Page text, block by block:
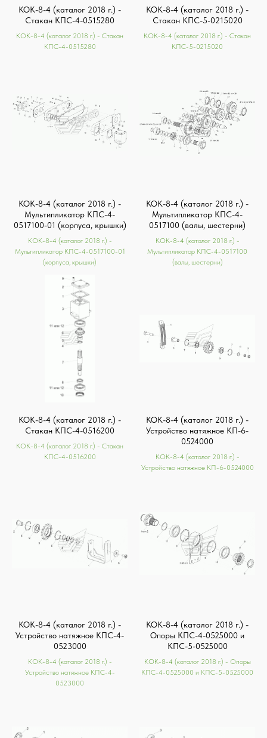
КОК-8-4 (каталог 2018 г.) -
Стакан КПС-4-0515280
КОК-8-4 (каталог 2018 г.) - Стакан
КПС-4-0515280
КОК-8-4 (каталог 2018 г.) -
Стакан КПС-5-0215020
КОК-8-4 (каталог 2018 г.) - Стакан
КПС-5-0215020
КОК-8-4 (каталог 2018 г.) -
Мультипликатор КПС-4-
0517100-01 (корпуса, крышки)
КОК-8-4 (каталог 2018 г.) -
Мультипликатор КПС-4-0517100-01
(корпуса, крышки)
КОК-8-4 (каталог 2018 г.) -
Мультипликатор КПС-4-
0517100 (валы, шестерни)
КОК-8-4 (каталог 2018 г.) -
Мультипликатор КПС-4-0517100
(валы, шестерни)
КОК-8-4 (каталог 2018 г.) -
Стакан КПС-4-0516200
КОК-8-4 (каталог 2018 г.) - Стакан
КПС-4-0516200
КОК-8-4 (каталог 2018 г.) -
Устройство натяжное КП-6-
0524000
КОК-8-4 (каталог 2018 г.) -
Устройство натяжное КП-6-0524000
КОК-8-4 (каталог 2018 г.) -
Устройство натяжное КПС-4-
0523000
КОК-8-4 (каталог 2018 г.) -
Устройство натяжное КПС-4-
0523000
КОК-8-4 (каталог 2018 г.) -
Опоры КПС-4-0525000 и
КПС-5-0525000
КОК-8-4 (каталог 2018 г.) - Опоры
КПС-4-0525000 и КПС-5-0525000